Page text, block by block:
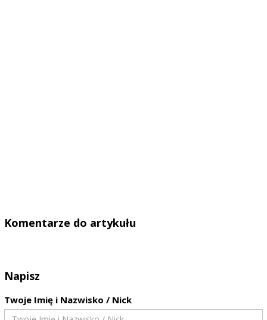
Komentarze do artykułu
Napisz
Twoje Imię i Nazwisko / Nick